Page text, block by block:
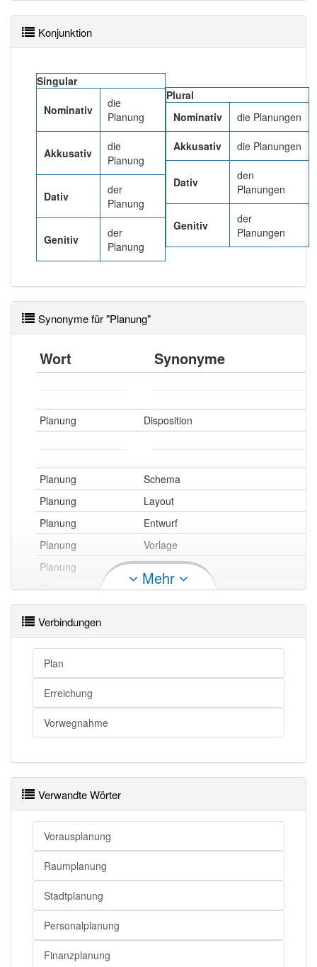
Häufigkeit: 6 von 10
Wörter mit Endung
Wörter mit Endung-planung
aber mit einem
anderen Artikeldie: 0
94% unserer Spielapp-Nutzer haben den Artikel
Konjunktion
Singular
Nominativ
die
Planung
Akkusativ
die
Planung
Dativ
der
Planung
Genitiv
der
Planung
Plural
Nominativ
die Planungen
Akkusativ die Planungen
Dativ
den
Planungen
Genitiv
der
Planungen
Synonyme für "Planung"
Wort Synonyme
Planung Disposition
Planung
Schema
Planung
Layout
Planung
Entwurf
Planung
Vorlage
Planung
Zeichnung
Planung
Konzeption
Planung
Erfindung
Planung
Schöpfung
Planung
Planung
Hervorbringung
Planung openthesaurus
Mehr
Verbindungen
Plan
Erreichung
Vorwegnahme
Verwandte Wörter
Vorausplanung
Raumplanung
Stadtplanung
Personalplanung
Finanzplanung